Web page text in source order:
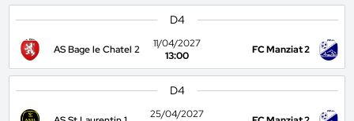
D4
AS Bage le Chatel 2
11/04/2027
13:00
FC Manziat 2
D4
25/04/2027